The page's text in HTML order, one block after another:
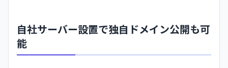
自社サーバー設置で独自ドメイン公開も可
能